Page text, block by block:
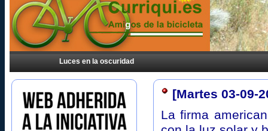
Luces en la oscuridad
[Martes 03-09-
La firma